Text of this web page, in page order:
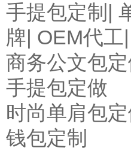
手提包定制|
牌| OEM代工|
商务公文包
手提包定做
时尚单肩包
钱包定制